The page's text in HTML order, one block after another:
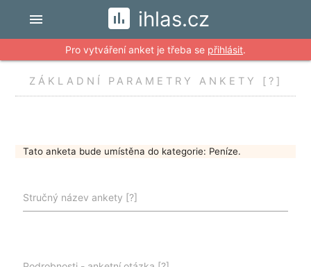
ihlas.cz
menu
Pro vytváření anket je třeba se přihlásit.
ZÁKLADNÍ PARAMETRY ANKETY [?]
Tato anketa bude umístěna do kategorie: Peníze.
Stručný název ankety [?]